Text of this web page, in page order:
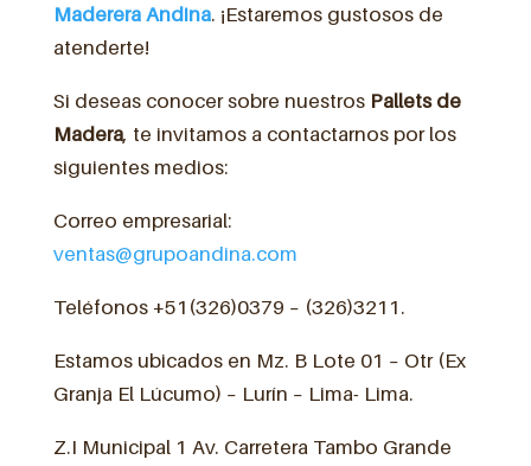
Maderera Andina. ¡Estaremos gustosos de
atenderte!
Si deseas conocer sobre nuestros Pallets de
Madera, te invitamos a contactarnos por los
siguientes medios:
Correo empresarial:
ventas@grupoandina.com
Teléfonos +51(326)0379 – (326)3211.
Estamos ubicados en Mz. B Lote 01 – Otr (Ex
Granja El Lúcumo) – Lurín – Lima- Lima.
Z.I Municipal 1 Av. Carretera Tambo Grande